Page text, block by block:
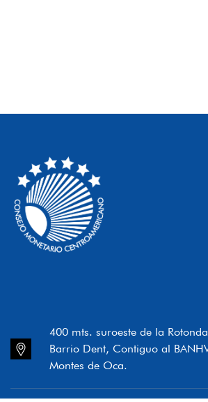
400 mts. suroeste de la
Barrio Dent, Contiguo al
Montes de Oca.